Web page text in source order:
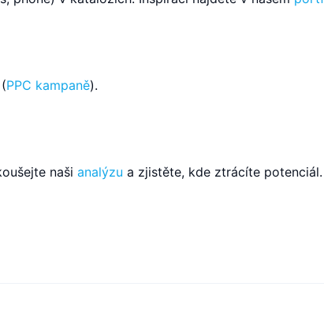
PPC kampaně).
naši analýzu a zjistěte, kde ztrácíte potenciál.